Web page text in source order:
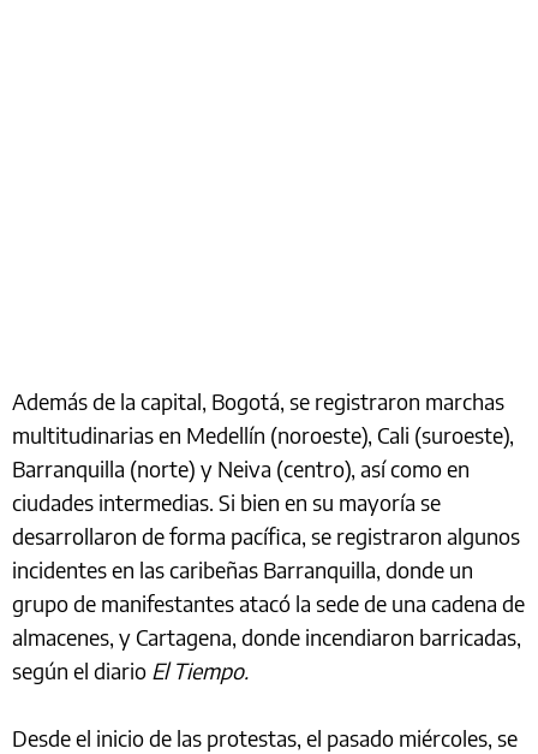
Además de la capital, Bogotá, se registraron marchas
multitudinarias en Medellín (noroeste), Cali (suroeste),
Barranquilla (norte) y Neiva (centro), así como en
ciudades intermedias. Si bien en su mayoría se
desarrollaron de forma pacífica, se registraron algunos
incidentes en las caribeñas Barranquilla, donde un
grupo de manifestantes atacó la sede de una cadena de
almacenes, y Cartagena, donde incendiaron barricadas,
según el diario El Tiempo.
Desde el inicio de las protestas, el pasado miércoles, se